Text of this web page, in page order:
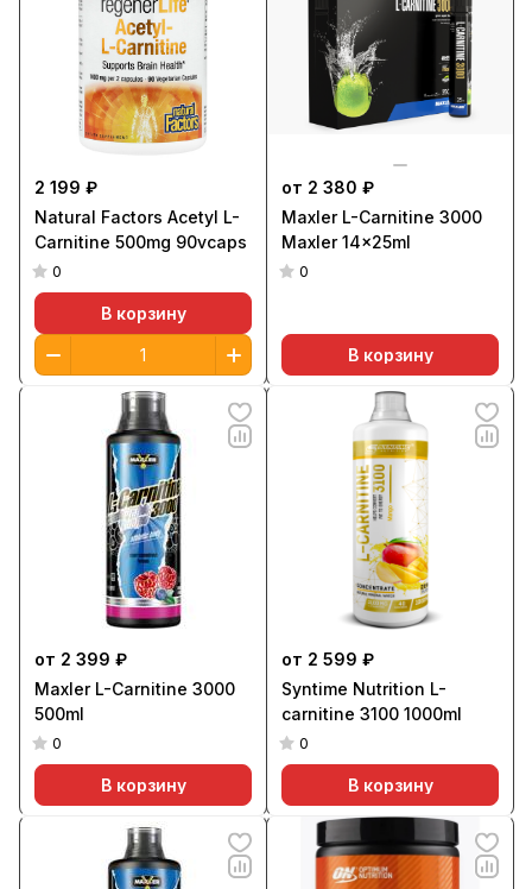
2 199 ₽
Natural Factors Acetyl L-
Carnitine 500mg 90vcaps
0
В корзину
от 2 380 ₽
Maxler L-Carnitine 3000
Maxler 14x25ml
0
В корзину
от 2 399 ₽
Maxler L-Carnitine 3000
500ml
0
В корзину
от 2 599 ₽
Syntime Nutrition L-
carnitine 3100 1000ml
0
В корзину